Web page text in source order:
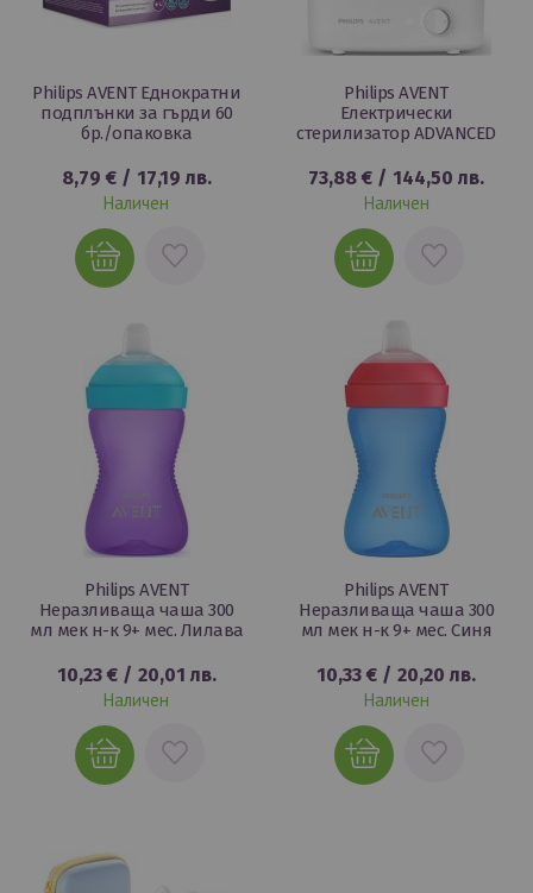
Philips AVENT Еднократни
подплънки за гърди 60
бр./опаковка
8,79 €/ 17,19 лв.
Наличен
ДОБАВИ
Philips AVENT
Електрически
стерилизатор ADVANCED
73,88 € / 144,50 лв.
Наличен
ДОБАВИ
Philips AVENT
Неразливаща чаша 300
мл мек н-к 9+ мес. Лилава
10,23 €/ 20,01 лв.
Наличен
ДОБАВИ
Philips AVENT
Неразливаща чаша 300
мл мек н-к 9+ мес. Синя
10,33 € / 20,20 лв.
Наличен
ДОБАВИ